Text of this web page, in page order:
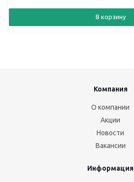
В корзину
Компания
О компании
Акции
Новости
Вакансии
Информация